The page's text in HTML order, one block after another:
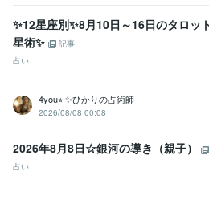
カスタマーサポート・カスタマーサクセ
ルプデスク
経験年数 : 3年
事務・ビジネスサポート / 事務（一般事務
ライフスタイル・その他 / 占い師
受賞歴
ココナラデビュー
資格・検定
小学校教諭免許
✨12星座別✨8月10日～16日のタロッ
星術✨
記事
占い
4you⭐︎ ✨ひかりの占術師
2026/08/08 00:08
2026年8月8日☆銀河の導き（親子）
占い